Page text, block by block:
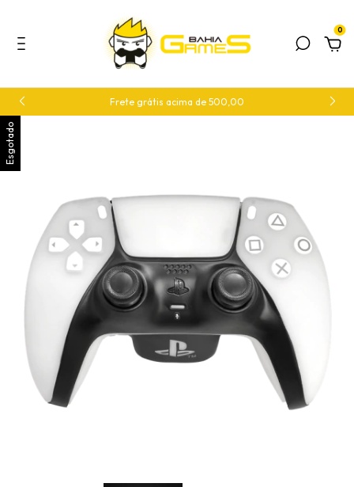
0
Frete grátis acima de 500,00
Esgotado